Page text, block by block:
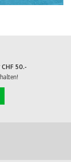
CHF 50.-